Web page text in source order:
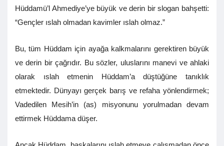
Hüddamü’l Ahmediye’ye büyük ve derin bir slogan bahşetti:
“Gençler ıslah olmadan kavimler ıslah olmaz.”
Bu, tüm Hüddam için ayağa kalkmalarını gerektiren büyük
ve derin bir çağrıdır. Bu sözler, uluslarını manevi ve ahlaki
olarak ıslah etmenin Hüddam’a düştüğüne tanıklık
etmektedir. Dünyayı gerçek barış ve refaha yönlendirmek;
Vadedilen Mesih’in (as) misyonunu yorulmadan devam
ettirmek Hüddama düşer.